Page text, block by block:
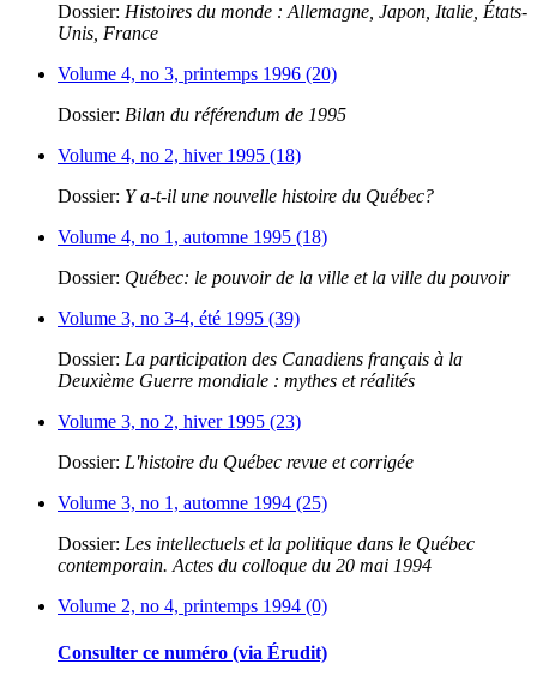
Dossier: Histoires du monde : Allemagne, Japon, Italie, États-
Unis, France
Volume 4, no 3, printemps 1996 (20)
Dossier: Bilan du référendum de 1995
Volume 4, no 2, hiver 1995 (18)
Dossier: Y a-t-il une nouvelle histoire du Québec?
Volume 4, no 1, automne 1995 (18)
Dossier: Québec: le pouvoir de la ville et la ville du pouvoir
Volume 3, no 3-4, été 1995 (39)
Dossier: La participation des Canadiens français à la
Deuxième Guerre mondiale : mythes et réalités
Volume 3, no 2, hiver 1995 (23)
Dossier: L'histoire du Québec revue et corrigée
Volume 3, no 1, automne 1994 (25)
Dossier: Les intellectuels et la politique dans le Québec
contemporain. Actes du colloque du 20 mai 1994
Volume 2, no 4, printemps 1994 (0)
Consulter ce numéro (via Érudit)